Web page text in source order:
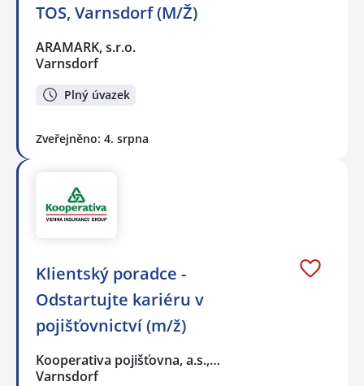
TOS, Varnsdorf (M/Ž)
ARAMARK, s.r.o.
Varnsdorf
Plný úvazek
Zveřejněno: 4. srpna
Klientský poradce -
Odstartujte kariéru v
pojišťovnictví (m/ž)
Kooperativa pojišťovna, a.s.,…
Varnsdorf